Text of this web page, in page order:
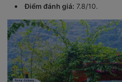
Điểm đánh giá: 7.8/10.